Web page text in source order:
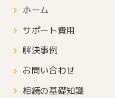
ホーム
サポート費用
解決事例
お問い合わせ
相続の基礎知識